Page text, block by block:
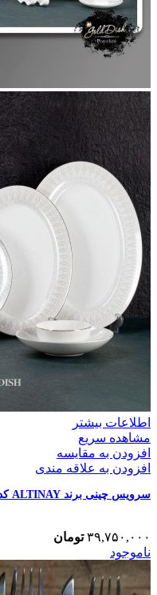
اطلاعات بیشتر
مشاهده سریع
افزودن به مقایسه
افزودن به علاقه مندی
سرویس چینی برند ALTINAY کد 19151
۳۹,۷۵۰,۰۰۰ تومان
ناموجود